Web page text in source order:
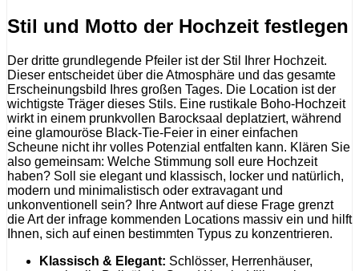
Stil und Motto der Hochzeit festlegen
Der dritte grundlegende Pfeiler ist der Stil Ihrer Hochzeit.
Dieser entscheidet über die Atmosphäre und das gesamte
Erscheinungsbild Ihres großen Tages. Die Location ist der
wichtigste Träger dieses Stils. Eine rustikale Boho-Hochzeit
wirkt in einem prunkvollen Barocksaal deplatziert, während
eine glamouröse Black-Tie-Feier in einer einfachen
Scheune nicht ihr volles Potenzial entfalten kann. Klären Sie
also gemeinsam: Welche Stimmung soll eure Hochzeit
haben? Soll sie elegant und klassisch, locker und natürlich,
modern und minimalistisch oder extravagant und
unkonventionell sein? Ihre Antwort auf diese Frage grenzt
die Art der infrage kommenden Locations massiv ein und hilft
Ihnen, sich auf einen bestimmten Typus zu konzentrieren.
Klassisch & Elegant: Schlösser, Herrenhäuser,